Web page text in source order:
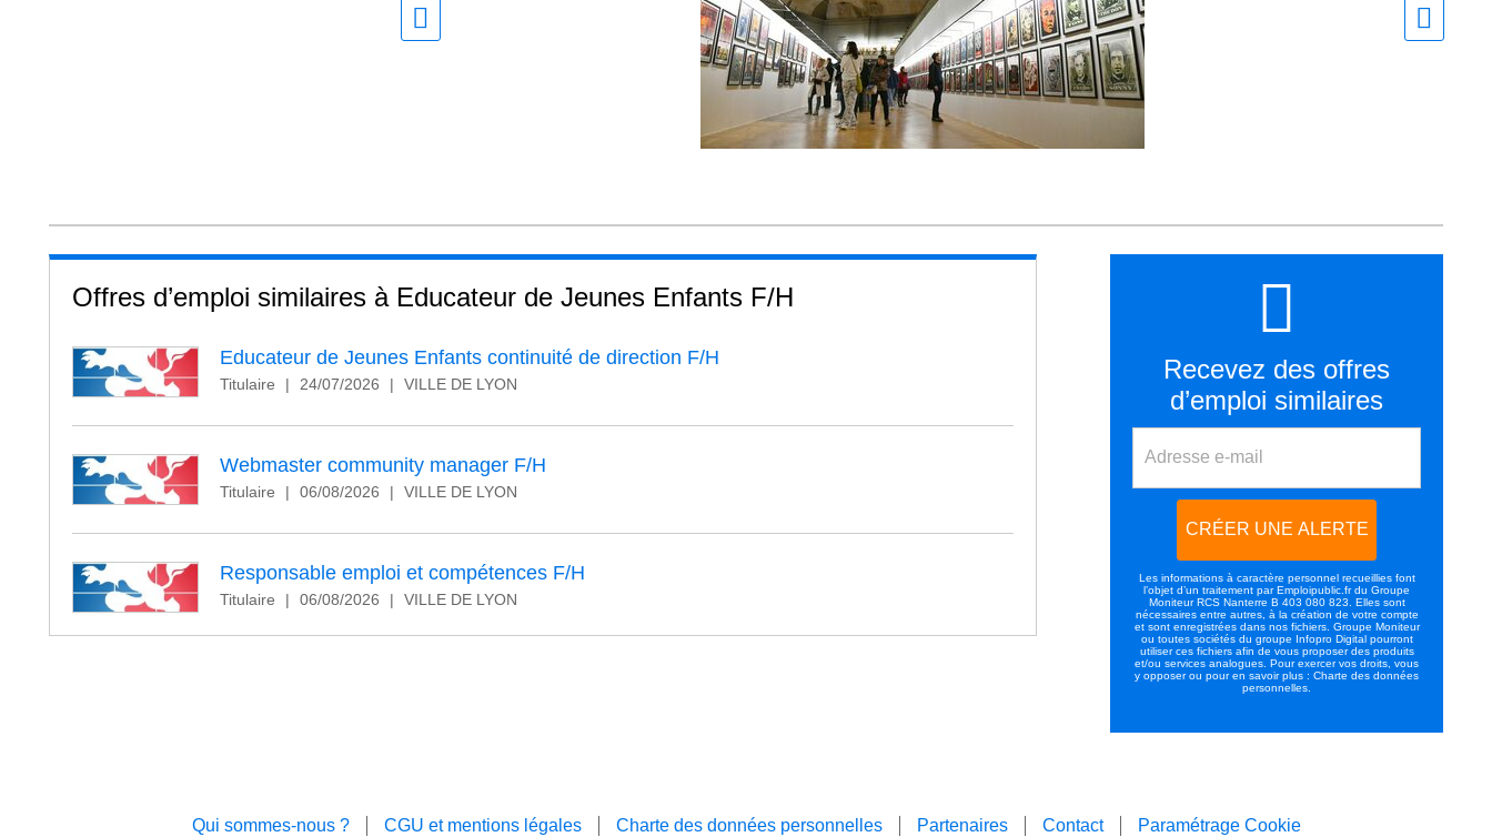
Offres d’emploi similaires à Educateur de Jeunes Enfants F/H
Educateur de Jeunes Enfants continuité de direction F/H
Titulaire | 24/07/2026 | VILLE DE LYON
Webmaster community manager F/H
Titulaire | 06/08/2026 | VILLE DE LYON
Responsable emploi et compétences F/H
Titulaire | 06/08/2026 | VILLE DE LYON
Recevez des offres
d’emploi similaires
Les informations à caractère personnel recueillies font
l’objet d’un traitement par Emploipublic.fr du Groupe
Moniteur RCS Nanterre B 403 080 823.
Elles sont
nécessaires entre autres, à la création de votre compte
et sont enregistrées dans nos fichiers. Groupe Moniteur
ou toutes sociétés du groupe Infopro Digitalpourront
utiliser ces fichiers afin de vous proposer des produits
et/ou services analogues. Pour exercer vos droits, vous
y opposer ou pour en savoir plus : Charte des données
personnelles
Qui sommes-nous ? CGU et mentions légales Charte des données personnelles Partenaires Contact Paramétrage Cookie